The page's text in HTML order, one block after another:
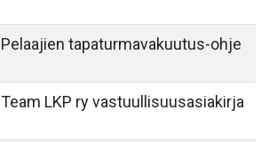
Pelaajien tapaturmavakuutus-ohje
Team LKP ry vastuullisuusasiakirja